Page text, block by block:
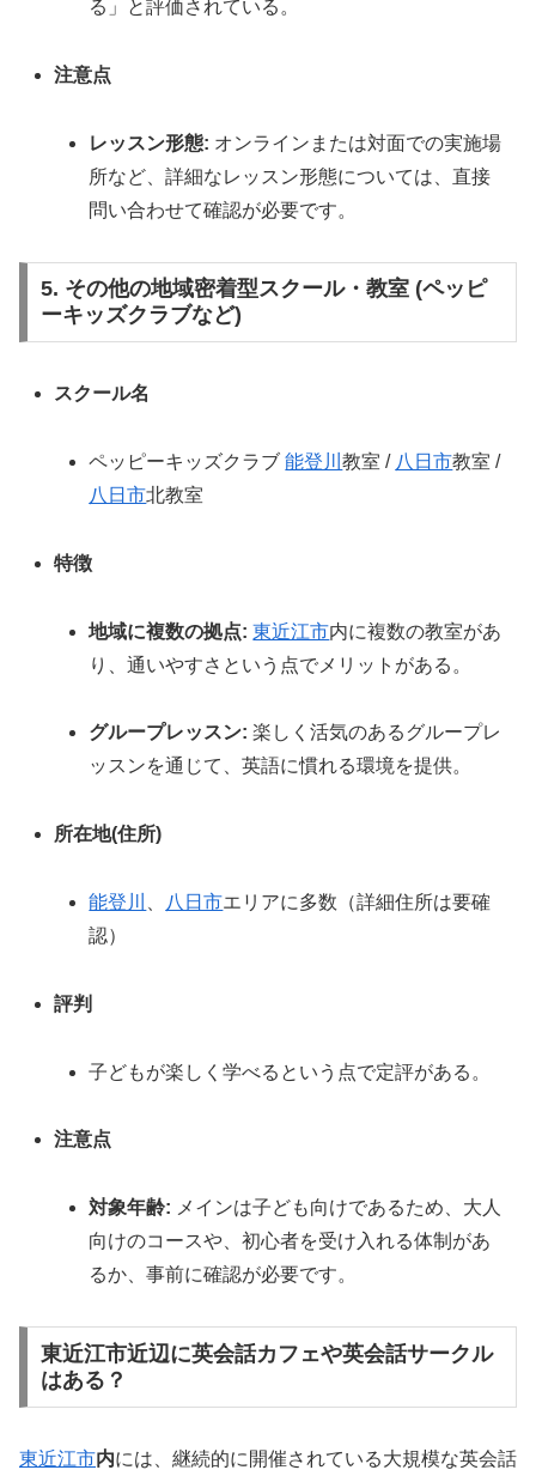
る」と評価されている。
注意点
レッスン形態: オンラインまたは対面での実施場
所など、詳細なレッスン形態については、直接
問い合わせて確認が必要です。
5. その他の地域密着型スクール・教室 (ペッピ
ーキッズクラブなど)
スクール名
ペッピーキッズクラブ能登川教室 / 八日市教室 /
八日市北教室
特徴
地域に複数の拠点: 東近江市内に複数の教室があ
り、通いやすさという点でメリットがある。
グループレッスン: 楽しく活気のあるグループレ
ッスンを通じて、英語に慣れる環境を提供。
所在地(住所)
能登川 八日市エリアに多数（詳細住所は要確
認）
評判
子どもが楽しく学べるという点で定評がある。
注意点
対象年齢: メインは子ども向けであるため、大人
向けのコースや、初心者を受け入れる体制があ
るか、事前に確認が必要です。
東近江市近辺に英会話カフェや英会話サークル
はある？
東近江市内には、継続的に開催されている大規模な英会話